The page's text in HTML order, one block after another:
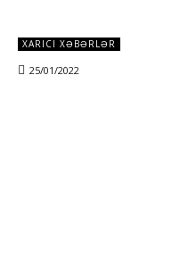
XARICI XƏBƏRLƏR
25/01/2022